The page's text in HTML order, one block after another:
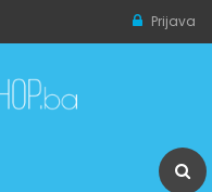
Prijava